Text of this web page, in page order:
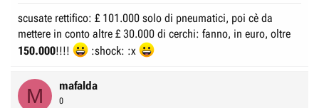
scusate rettifico: £ 101.000 solo di pneumatici, poi cè da
mettere in conto altre £ 30.000 di cerchi: fanno, in euro, oltre
150.000!!!! :shock: :x
M mafalda
0